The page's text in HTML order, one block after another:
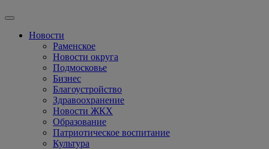
Новости
Раменское
Новости округа
Подмосковье
Бизнес
Благоустройство
Здравоохранение
Новости ЖКХ
Образование
Патриотическое воспитание
Культура